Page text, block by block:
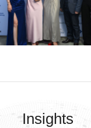
Insights